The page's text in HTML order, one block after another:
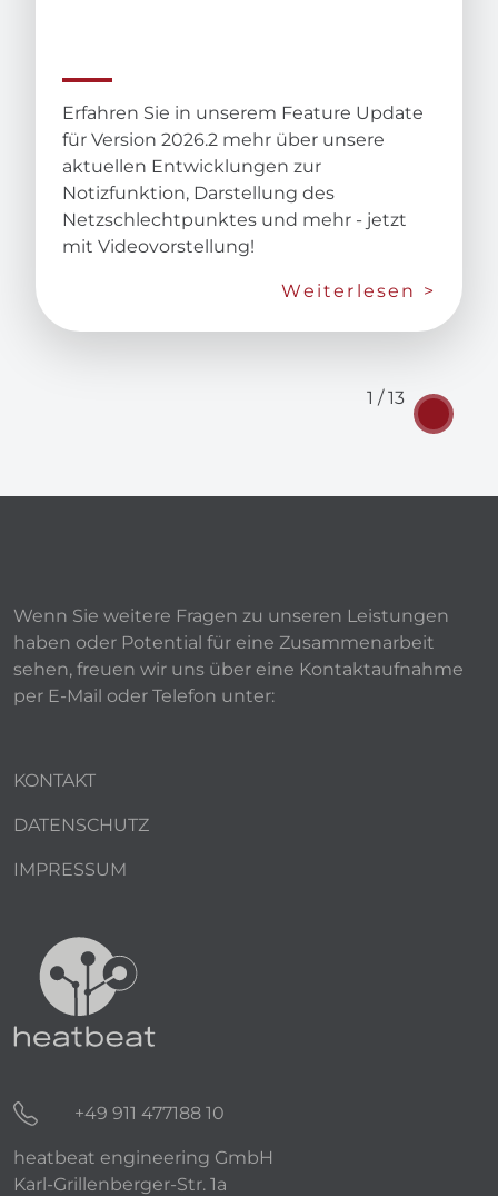
Erfahren Sie in unserem Feature Update
für Version 2026.2 mehr über unsere
aktuellen Entwicklungen zur
Notizfunktion, Darstellung des
Netzschlechtpunktes und mehr - jetzt
mit Videovorstellung!
Weiterlesen >
1 / 13
Wenn Sie weitere Fragen zu unseren Leistungen
haben oder Potential für eine Zusammenarbeit
sehen, freuen wir uns über eine Kontaktaufnahme
per E-Mail oder Telefon unter:
KONTAKT
DATENSCHUTZ
IMPRESSUM
+49 911 477188 10
heatbeat engineering GmbH
Karl-Grillenberger-Str. 1a